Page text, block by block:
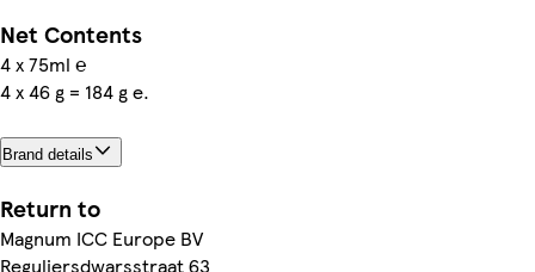
Net Contents
4 x 75ml ℮
4 x 46 g = 184 g e.
Brand details
Return to
Magnum ICC Europe BV
Reguliersdwarsstraat 63